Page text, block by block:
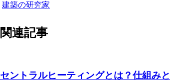
建築の研究家
関連記事
セントラルヒーティングとは？仕組み